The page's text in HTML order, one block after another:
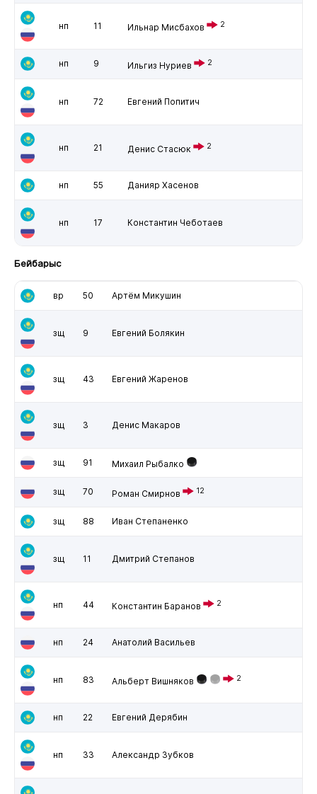
нп 11 Ильнар Мисбахов 2
нп 9 Ильгиз Нуриев 2
нп 72 Евгений Попитич
нп 21 Денис Стасюк 2
нп 55 Данияр Хасенов
нп 17 Константин Чеботаев
Бейбарыс
вр 50 Артём Микушин
зщ 9 Евгений Болякин
зщ 43 Евгений Жаренов
зщ 3 Денис Макаров
зщ 91 Михаил Рыбалко
зщ 70 Роман Смирнов 12
зщ 88 Иван Степаненко
зщ 11 Дмитрий Степанов
нп 44 Константин Баранов 2
нп 24 Анатолий Васильев
нп 83 Альберт Вишняков 2
нп 22 Евгений Дерябин
нп 33 Александр Зубков